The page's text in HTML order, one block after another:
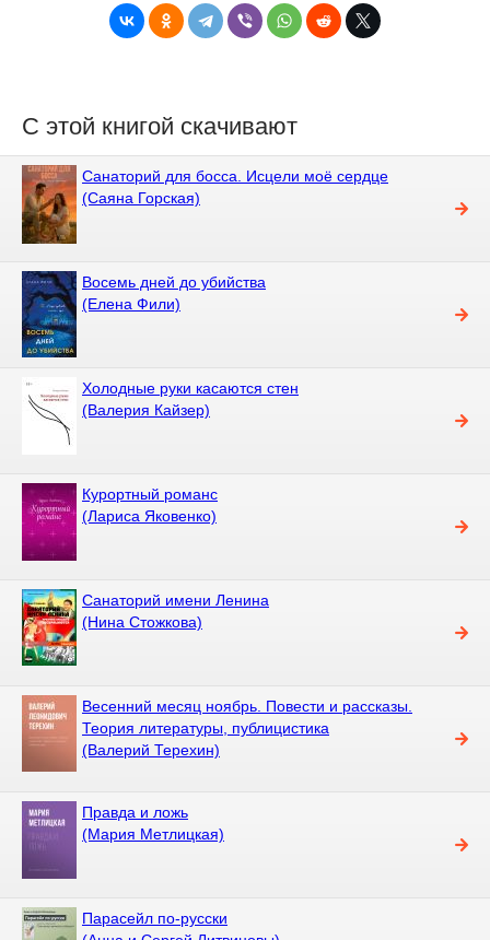
С этой книгой скачивают
Санаторий для босса. Исцели моё сердце
(Саяна Горская)
Восемь дней до убийства
(Елена Фили)
Холодные руки касаются стен
(Валерия Кайзер)
Курортный романс
(Лариса Яковенко)
Санаторий имени Ленина
(Нина Стожкова)
Весенний месяц ноябрь. Повести и рассказы.
Теория литературы, публицистика
(Валерий Терехин)
Правда и ложь
(Мария Метлицкая)
Парасейл по-русски